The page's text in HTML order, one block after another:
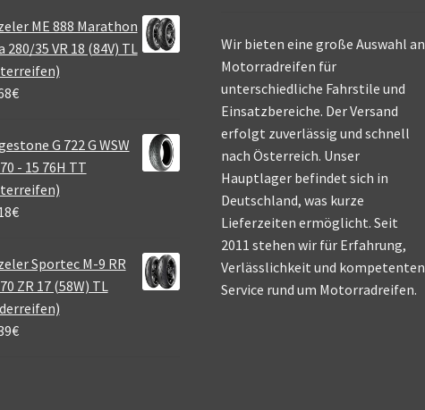
ME 888 Marathon
280/35 VR 18 (84V) TL
€
G 722 G WSW
- 15 76H TT
€
Sportec M-9 RR
ZR 17 (58W) TL
€
Wir bieten eine große Auswahl an
Motorradreifen für
unterschiedliche Fahrstile und
Einsatzbereiche. Der Versand
erfolgt zuverlässig und schnell
nach Österreich. Unser
Hauptlager befindet sich in
Deutschland, was kurze
Lieferzeiten ermöglicht. Seit
2011 stehen wir für Erfahrung,
Verlässlichkeit und kompetenten
Service rund um Motorradreifen.